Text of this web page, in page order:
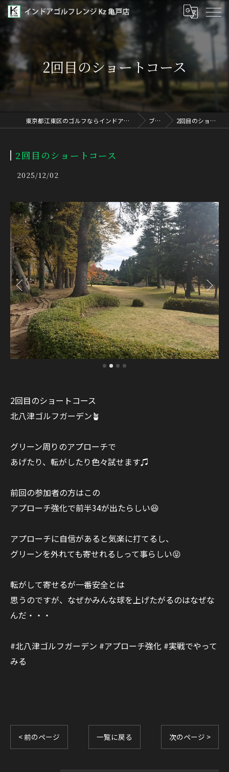
2回目のショートコース
東京都江東区のゴルフならインドアゴルフレンジ Kz 亀戸店 ブログ 2回目のショートコース
2回目のショートコース
2025/12/02
2回目のショートコース
北八津ゴルフガーデン🪴
グリーン周りのアプローチで
あげたり、転がしたり色々試せます♫
前回の参加者の方はこの
アプローチ強化で前半34が出たらしい😆
アプローチに自信があると気楽に打てるし、
グリーンを外れても寄せれるしって事らしい😝
転がして寄せるが一番安全とは
思うのですが、なぜかみんな球を上げたがるのはなぜな
んだ・・・
#北八津ゴルフガーデン #アプローチ強化 #実戦でやって
みる
< 前のページ 一覧に戻る 次のページ >